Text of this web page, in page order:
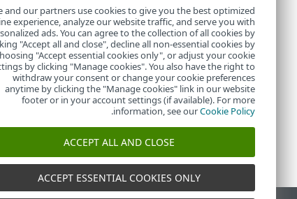
انقر فوقX
PROTECT جولة
يمكنك
and our partners use cookies to give you the best optimized
experience, analyze our website traffic, and serve you with
ads. You can agree to the collection of all cookies by
"Accept all and close", decline all non-essential cookies by
"Accept essential cookies only", or adjust your cookie
by clicking "Manage cookies". You also have the right to
withdraw your consent or change your cookie preferences
anytime by clicking the "Manage cookies" link in our website
footer or in your account settings (if available). For more
information, see ourCookie Policy
.
ACCEPT ALL AND CLOSE
ACCEPT ESSENTIAL COOKIES ONLY